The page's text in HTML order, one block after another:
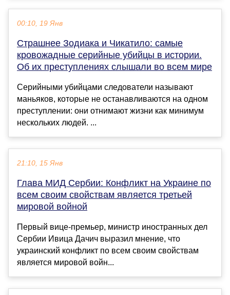
00:10, 19 Янв
Страшнее Зодиака и Чикатило: самые
кровожадные серийные убийцы в истории.
Об их преступлениях слышали во всем мире
Серийными убийцами следователи называют
маньяков, которые не останавливаются на одном
преступлении: они отнимают жизни как минимум
нескольких людей. ...
21:10, 15 Янв
Глава МИД Сербии: Конфликт на Украине по
всем своим свойствам является третьей
мировой войной
Первый вице-премьер, министр иностранных дел
Сербии Ивица Дачич выразил мнение, что
украинский конфликт по всем своим свойствам
является мировой войн...